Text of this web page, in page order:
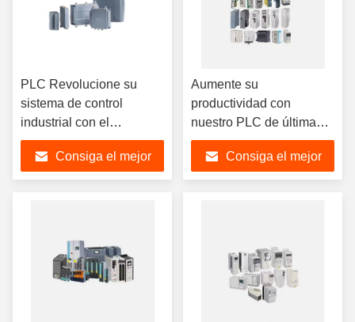
PLC Revolucione su
sistema de control
industrial con el
controlador lógico
programable PLC hmi plc
6GK5748-1FC00-0AA0
Consiga el mejor
Aumente su
productividad con
nuestro PLC de última
generación Nuevo Servo
Drive Original Spot Hmi
Plc Modulo ASTO-21C
Consiga el mejor